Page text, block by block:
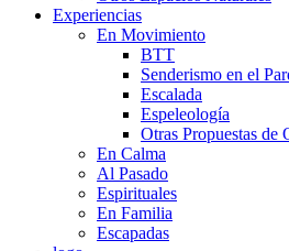
Experiencias
En Movimiento
BTT
Senderismo en el
Escalada
Espeleología
Otras Propuestas de
En Calma
Al Pasado
Espirituales
En Familia
Escapadas